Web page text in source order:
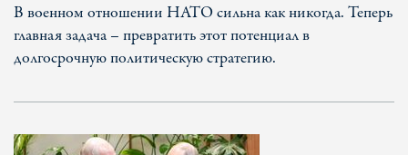
В военном отношении НАТО сильна как никогда. Теперь
главная задача – превратить этот потенциал в
долгосрочную политическую стратегию.